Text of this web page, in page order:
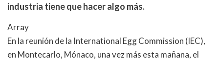
industria tiene que hacer algo más.
Array
En la reunión de la International Egg Commission (IEC),
en Montecarlo, Mónaco, una vez más esta mañana, el